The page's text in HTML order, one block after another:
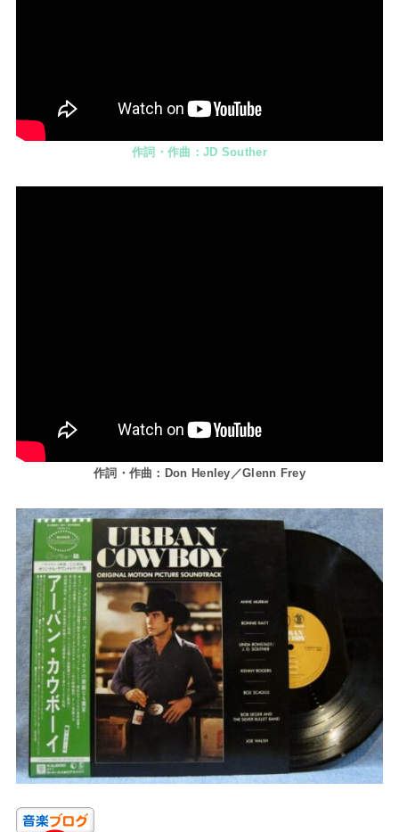
作詞・作曲：JD Souther
作詞・作曲：Don Henley／Glenn Frey